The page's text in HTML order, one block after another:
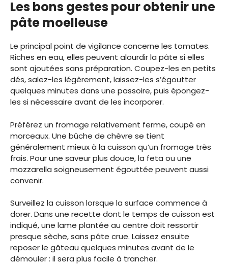
Les bons gestes pour obtenir une
pâte moelleuse
Le principal point de vigilance concerne les tomates.
Riches en eau, elles peuvent alourdir la pâte si elles
sont ajoutées sans préparation. Coupez-les en petits
dés, salez-les légèrement, laissez-les s’égoutter
quelques minutes dans une passoire, puis épongez-
les si nécessaire avant de les incorporer.
Préférez un fromage relativement ferme, coupé en
morceaux. Une bûche de chèvre se tient
généralement mieux à la cuisson qu’un fromage très
frais. Pour une saveur plus douce, la feta ou une
mozzarella soigneusement égouttée peuvent aussi
convenir.
Surveillez la cuisson lorsque la surface commence à
dorer. Dans une recette dont le temps de cuisson est
indiqué, une lame plantée au centre doit ressortir
presque sèche, sans pâte crue. Laissez ensuite
reposer le gâteau quelques minutes avant de le
démouler : il sera plus facile à trancher.